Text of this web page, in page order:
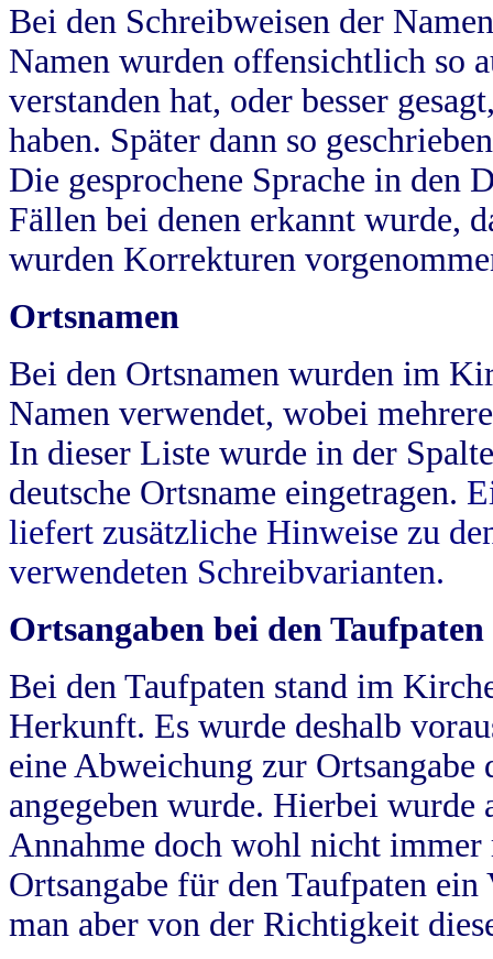
Bei den Schreibweisen der
Namen wurden offensichtlich so
verstanden hat, oder besser
haben. Später dann so
Die gesprochene Sprache in
Fällen bei denen erkannt wurde,
wurden Korrekturen
Ortsnamen
Bei den Ortsnamen wurden im
Namen verwendet, wobei
In dieser Liste wurde in der
deutsche Ortsname eingetragen.
liefert zusätzliche Hinweise zu
verwendeten Schreibvarianten.
Ortsangaben bei den Taufpaten
Bei den Taufpaten stand im
Herkunft. Es wurde deshalb
eine Abweichung zur
angegeben wurde. Hierbei wurde
Annahme doch wohl nicht
Ortsangabe für den Taufpaten
man aber von der Richtigkeit